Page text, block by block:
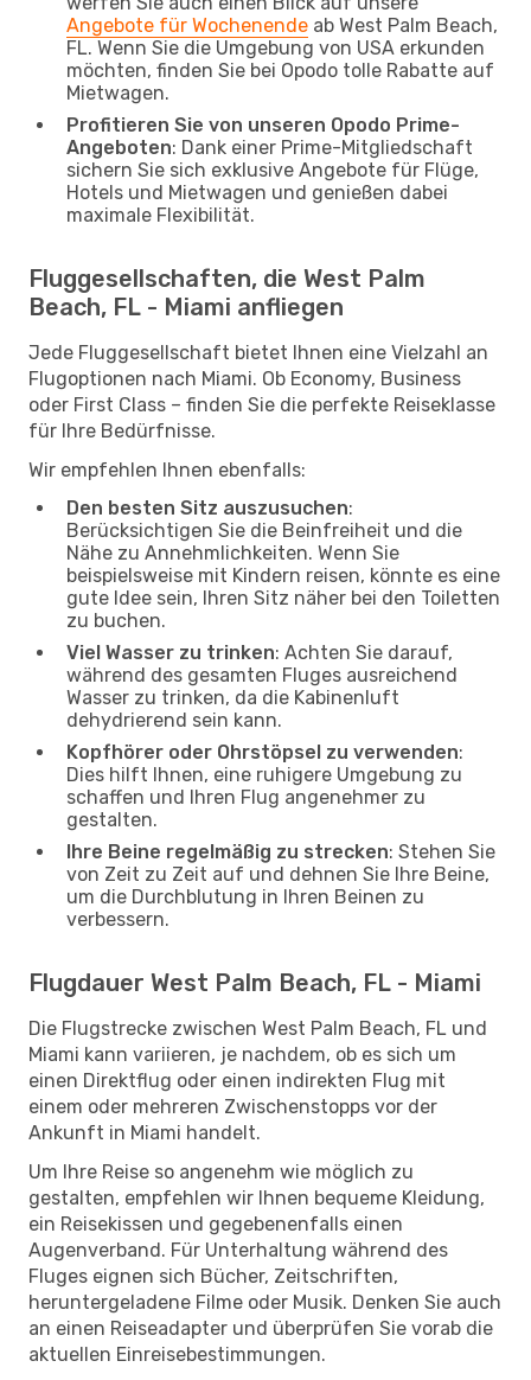
Angebote für Wochenende ab West Palm Beach,
FL. Wenn Sie die Umgebung von USA erkunden
möchten, finden Sie bei Opodo tolle Rabatte auf
Mietwagen.
Profitieren Sie von unseren Opodo Prime-
Angeboten: Dank einer Prime-Mitgliedschaft
sichern Sie sich exklusive Angebote für Flüge,
Hotels und Mietwagen und genießen dabei
maximale Flexibilität.
Fluggesellschaften, die West Palm
Beach, FL - Miami anfliegen
Jede Fluggesellschaft bietet Ihnen eine Vielzahl an
Flugoptionen nach Miami. Ob Economy, Business
oder First Class – finden Sie die perfekte Reiseklasse
für Ihre Bedürfnisse.
Wir empfehlen Ihnen ebenfalls:
Den besten Sitz auszusuchen:
Berücksichtigen Sie die Beinfreiheit und die
Nähe zu Annehmlichkeiten. Wenn Sie
beispielsweise mit Kindern reisen, könnte es eine
gute Idee sein, Ihren Sitz näher bei den Toiletten
zu buchen.
Viel Wasser zu trinken: Achten Sie darauf,
während des gesamten Fluges ausreichend
Wasser zu trinken, da die Kabinenluft
dehydrierend sein kann.
Kopfhörer oder Ohrstöpsel zu verwenden:
Dies hilft Ihnen, eine ruhigere Umgebung zu
schaffen und Ihren Flug angenehmer zu
gestalten.
Ihre Beine regelmäßig zu strecken: Stehen Sie
von Zeit zu Zeit auf und dehnen Sie Ihre Beine,
um die Durchblutung in Ihren Beinen zu
verbessern.
Flugdauer West Palm Beach, FL - Miami
Die Flugstrecke zwischen West Palm Beach, FL und
Miami kann variieren, je nachdem, ob es sich um
einen Direktflug oder einen indirekten Flug mit
einem oder mehreren Zwischenstopps vor der
Ankunft in Miami handelt.
Um Ihre Reise so angenehm wie möglich zu
gestalten, empfehlen wir Ihnen bequeme Kleidung,
ein Reisekissen und gegebenenfalls einen
Augenverband. Für Unterhaltung während des
Fluges eignen sich Bücher, Zeitschriften,
heruntergeladene Filme oder Musik. Denken Sie auch
an einen Reiseadapter und überprüfen Sie vorab die
aktuellen Einreisebestimmungen.